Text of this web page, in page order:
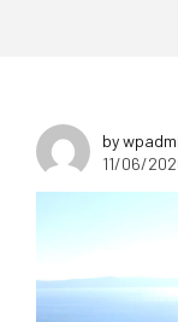
by
11/06/